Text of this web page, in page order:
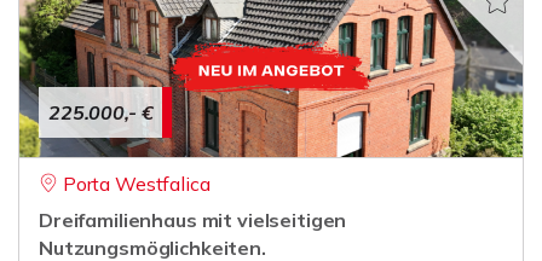
225.000,- €
Porta Westfalica
Dreifamilienhaus mit vielseitigen
Nutzungsmöglichkeiten.